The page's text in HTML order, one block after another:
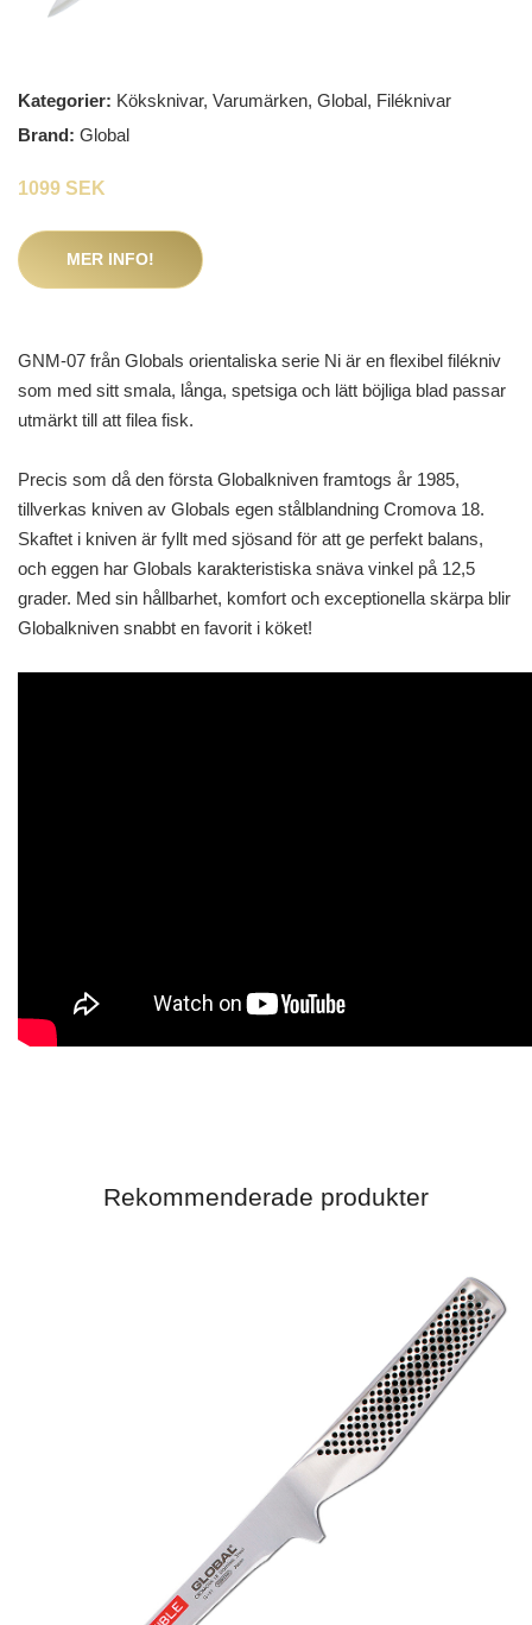
Kategorier: Köksknivar, Varumärken, Global, Filéknivar
Brand: Global
1099 SEK
MER INFO!
GNM-07 från Globals orientaliska serie Ni är en flexibel filékniv
som med sitt smala, långa, spetsiga och lätt böjliga blad passar
utmärkt till att filea fisk.
Precis som då den första Globalkniven framtogs år 1985,
tillverkas kniven av Globals egen stålblandning Cromova 18.
Skaftet i kniven är fyllt med sjösand för att ge perfekt balans,
och eggen har Globals karakteristiska snäva vinkel på 12,5
grader. Med sin hållbarhet, komfort och exceptionella skärpa blir
Globalkniven snabbt en favorit i köket!
Rekommenderade produkter